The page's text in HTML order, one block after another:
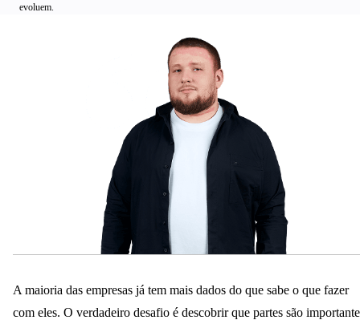
evoluem.
A maioria das empresas já tem mais dados do que sabe o que fazer
com eles. O verdadeiro desafio é descobrir que partes são